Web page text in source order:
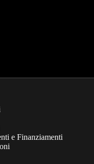
e Finanziamenti